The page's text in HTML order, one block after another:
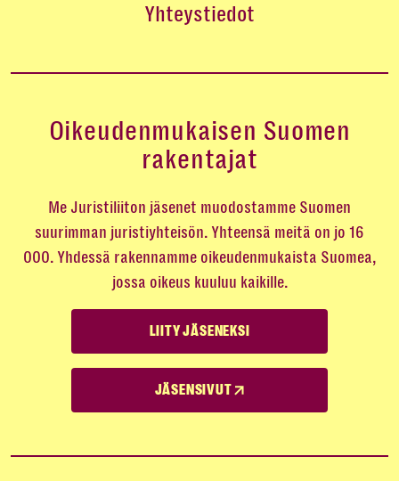
Yhteystiedot
Oikeudenmukaisen Suomen
rakentajat
Me Juristiliiton jäsenet muodostamme Suomen
suurimman juristiyhteisön. Yhteensä meitä on jo 16
000. Yhdessä rakennamme oikeudenmukaista Suomea,
jossa oikeus kuuluu kaikille.
LIITY JÄSENEKSI
JÄSENSIVUT